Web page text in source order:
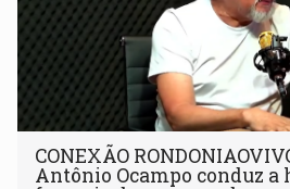
CONEXÃO
Antônio Ocampo conduz a